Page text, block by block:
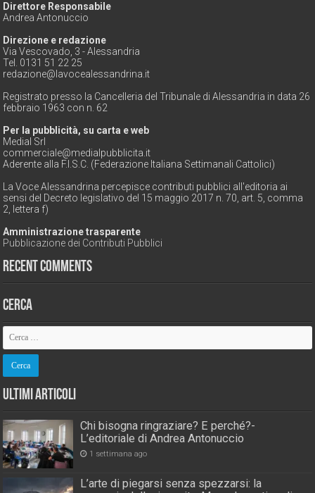
Direttore Responsabile
Andrea Antonuccio
Direzione e redazione
Via Vescovado, 3 - Alessandria
Tel. 0131 51 22 25
redazione@lavocealessandrina.it
Registrato presso la Cancelleria del Tribunale di Alessandria in data 26
febbraio 1963 con n. 62
Per la pubblicità, su carta e web
Medial Srl
commerciale@medialpubblicita.it
Aderente alla F.I.S.C. (Federazione Italiana Settimanali Cattolici)
La Voce Alessandrina percepisce contributi pubblici all'editoria ai
sensi del Decreto legislativo del 15 maggio 2017 n. 70, art. 5, comma
2, lettera f)
Amministrazione trasparente
Pubblicazione dei Contributi Pubblici
Recent Comments
Cerca
Ultimi Articoli
Chi bisogna ringraziare? E perché?-
L’editoriale di Andrea Antonuccio
1 settimana ago
L’arte di piegarsi senza spezzarsi: la